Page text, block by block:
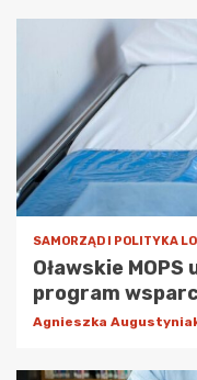
SAMORZĄD I POLITYKA
Oławskie
program
Agnieszka